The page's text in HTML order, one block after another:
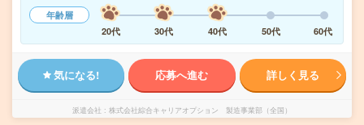
年齢層
20代
30代 40代 50代 60代
気になる! 応募へ進む 詳しく見る
派遣会社 株式会社綜合キャリアオプション 製造事業部（全国）